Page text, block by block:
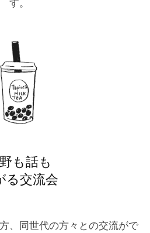
す。
も話も
る交流会
、同世代の方々との交流がで